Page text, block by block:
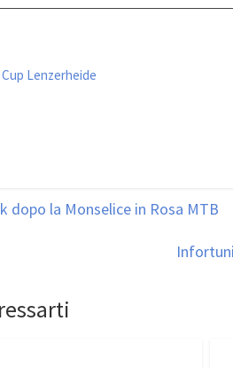
Lenzerheide
dopo la Monselice in Rosa MTB